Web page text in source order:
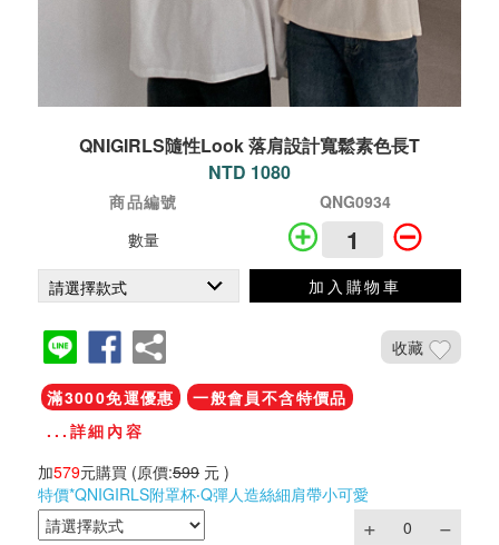
QNIGIRLS隨性Look 落肩設計寬鬆素色長T
NTD 1080
商品編號
QNG0934
數量
加入購物車
收藏
滿3000免運優惠
一般會員不含特價品
...詳細內容
加579元購買 (原價:599 元 )
特價*QNIGIRLS附罩杯‧Q彈人造絲細肩帶小可愛